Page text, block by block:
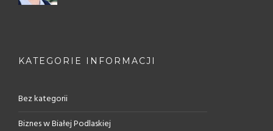
KATEGORIE INFORMACJI
Bez kategorii
Biznes w Białej Podlaskiej